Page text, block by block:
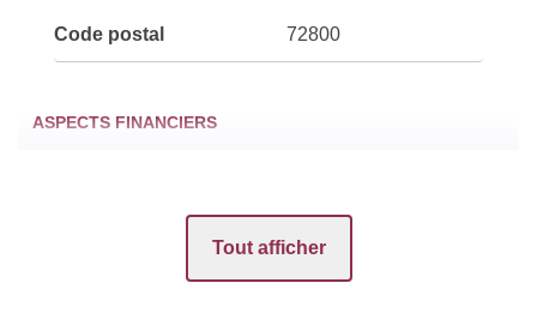
Code postal 72800
ASPECTS FINANCIERS
Tout afficher